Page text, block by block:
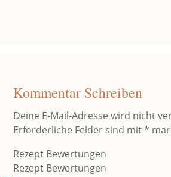
Kommentar Schreiben
Deine E-Mail-Adresse wird nicht
Erforderliche Felder sind mit*
Rezept Bewertungen
Rezept Bewertungen